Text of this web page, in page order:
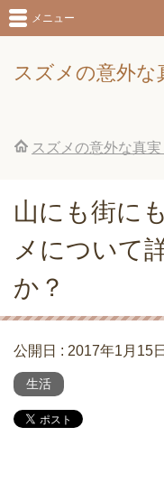
スズメの意外な
メニュー
スズメの意外な真実
山にも街に
メについて
か？
公開日 : 2017年1月15日
生活